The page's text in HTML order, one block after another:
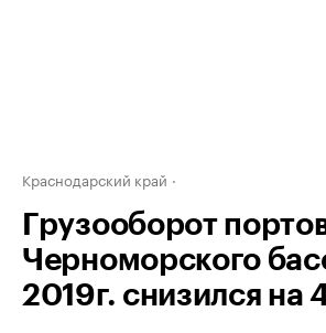
Краснодарский край
Грузооборот
Черноморского
2019г. снизился на